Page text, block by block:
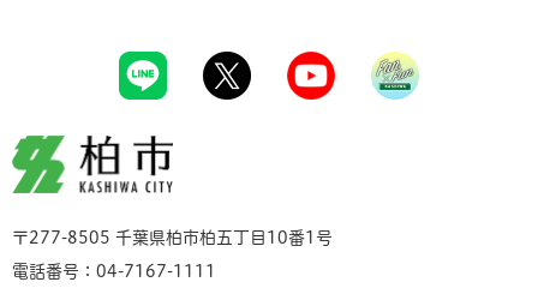
柏市
〒277-8505 千葉県柏市柏五丁目10番1号
電話番号：04-7167-1111